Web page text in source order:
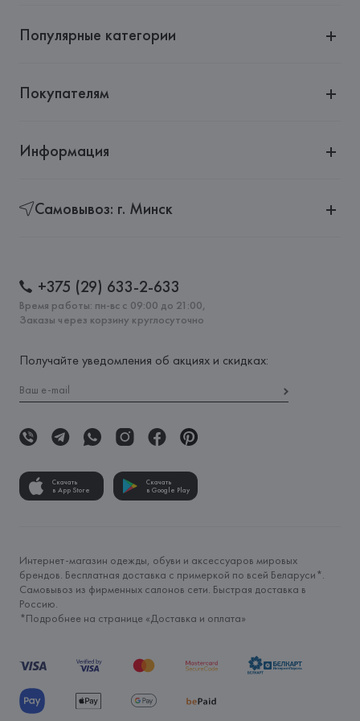
Популярные категории
Покупателям
Информация
Самовывоз: г. Минск
+375 (29) 633-2-633
Время работы: пн-вс с 09:00 до 21:00,
Заказы через корзину круглосуточно
Получайте уведомления об акциях и скидках:
Скачать
в App Store
Скачать
в Google Play
Интернет-магазин одежды, обуви и аксессуаров мировых
брендов. Бесплатная доставка с примеркой по всей Беларуси*.
Самовывоз из фирменных салонов сети. Быстрая доставка в
Россию.
*Подробнее на странице «Доставка и оплата»